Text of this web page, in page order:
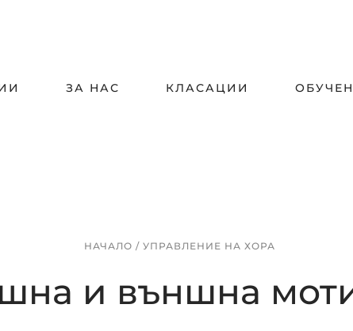
ЗА НАС КЛАСАЦИИ
НАЧАЛО / УПРАВЛЕНИЕ НА ХОРА
и външна